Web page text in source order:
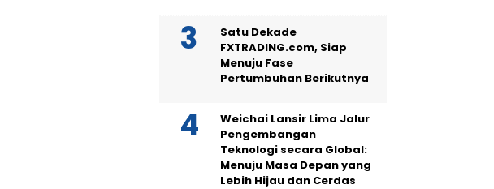
Satu Dekade
FXTRADING.com, Siap
Menuju Fase
Pertumbuhan Berikutnya
Weichai Lansir Lima Jalur
Pengembangan
Teknologi secara Global:
Menuju Masa Depan yang
Lebih Hijau dan Cerdas